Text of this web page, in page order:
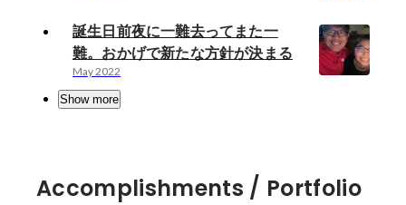
誕生日前夜に一難去ってまた一
難。おかげで新たな方針が決まる
May 2022
Show more
Accomplishments / Portfolio